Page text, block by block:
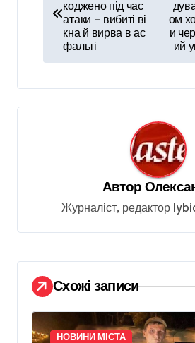
в
г
а
ц
п
с
і
в
коджено під час
атаки — вибиті ві
кна й вирва в ас
фальті
ом
и
ий
Автор
Журналіст, редактор
Схожі записи
НОВИНИ МІСТА